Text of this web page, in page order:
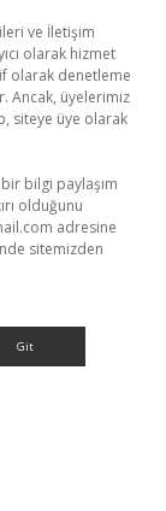
ve İletişim
olarak hizmet
olarak denetleme
Ancak, üyelerimiz
siteye üye olarak
bilgi paylaşım
olduğunu
adresine
sitemizden